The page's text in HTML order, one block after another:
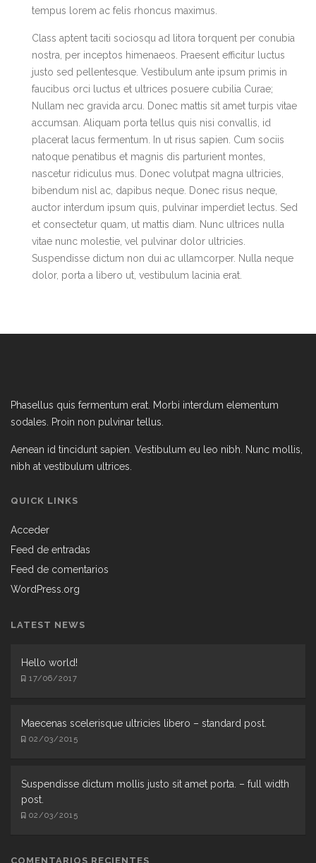
tempus lorem ac felis rhoncus maximus.
Class aptent taciti sociosqu ad litora torquent per conubia
nostra, per inceptos himenaeos. Praesent efficitur luctus
justo sed pellentesque. Vestibulum ante ipsum primis in
faucibus orci luctus et ultrices posuere cubilia Curae;
Nullam nec gravida arcu. Donec mattis sit amet turpis vitae
accumsan. Aliquam porta tellus quis nisi convallis, id
placerat lacus fermentum. In ut risus sapien. Cum sociis
natoque penatibus et magnis dis parturient montes,
nascetur ridiculus mus. Donec volutpat magna ultricies,
bibendum nisl ac, dapibus neque. Donec risus neque,
auctor interdum ipsum quis, pulvinar imperdiet lectus. Sed
et consectetur quam, ut mattis diam. Nunc ultrices nulla
vitae nunc molestie, vel pulvinar dolor ultricies.
Suspendisse dictum non dui ac ullamcorper. Nulla neque
dolor, porta a libero ut, vestibulum lacinia erat.
Phasellus quis fermentum erat. Morbi interdum elementum
sodales. Proin non pulvinar tellus.
Aenean id tincidunt sapien. Vestibulum eu leo nibh. Nunc mollis,
nibh at vestibulum ultrices.
QUICK LINKS
Acceder
Feed de entradas
Feed de comentarios
WordPress.org
LATEST NEWS
Hello world!
17/06/2017
Maecenas scelerisque ultricies libero – standard post.
02/03/2015
Suspendisse dictum mollis justo sit amet porta. – full width
post.
02/03/2015
COMENTARIOS RECIENTES